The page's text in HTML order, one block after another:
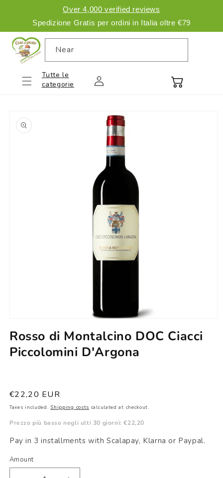
the
Privacy
Policy
contents
Over 4,000 verified reviews
Spedizione Gratis per ordini in Italia oltre €79
Near
Tutte le
categorie
Access Cart
to product
information
content
in
modal
Rosso di Montalcino DOC Ciacci
Piccolomini D'Argona
List
price
€22,20 EUR
Taxes included. Shipping costs calculated at checkout.
Prezzo più basso negli ulti 30 giorni:€22,20
Pay in 3 installments with Scalapay, Klarna or Paypal.
Amount